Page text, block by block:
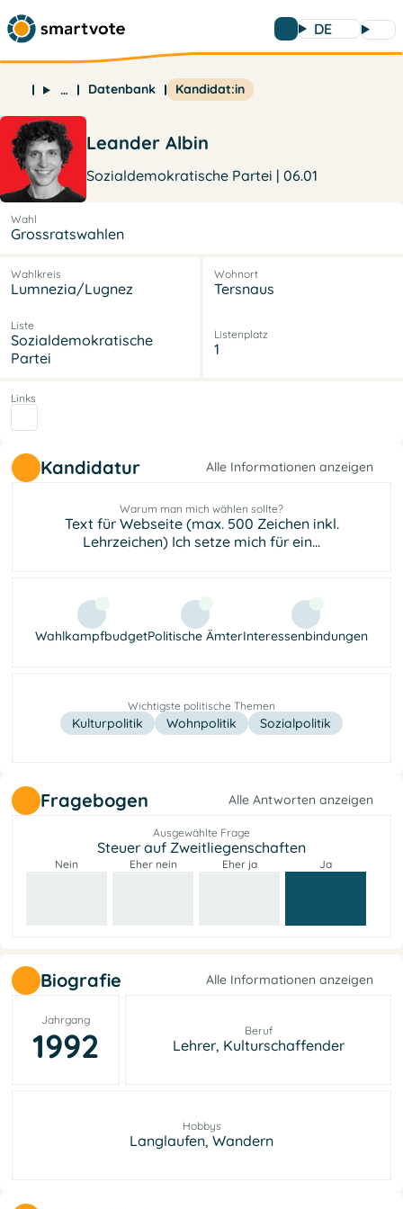
DE
… Datenbank Kandidat:in
Leander Albin
Sozialdemokratische Partei | 06.01
Wahl
Grossratswahlen
Wahlkreis
Lumnezia/Lugnez
Wohnort
Tersnaus
Liste
Sozialdemokratische
Partei
Listenplatz
1
Links
Kandidatur Alle Informationen anzeigen
Warum man mich wählen sollte?
Text für Webseite (max. 500 Zeichen inkl.
Lehrzeichen) Ich setze mich für ein...
WahlkampfbudgetPolitische ÄmterInteressenbindungen
Wichtigste politische Themen
Kulturpolitik Wohnpolitik Sozialpolitik
Fragebogen Alle Antworten anzeigen
Ausgewählte Frage
Steuer auf Zweitliegenschaften
Nein Eher nein Eher ja Ja
Biografie Alle Informationen anzeigen
Jahrgang
1992 Beruf
Lehrer, Kulturschaffender
Hobbys
Langlaufen, Wandern